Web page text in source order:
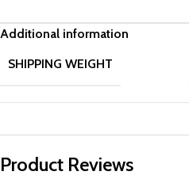
Additional information
SHIPPING WEIGHT
Product Reviews